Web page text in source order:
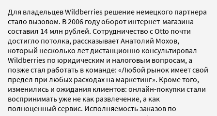
Для владельцев Wildberries решение немецкого партнера
стало вызовом. В 2006 году оборот интернет-магазина
составил 14 млн рублей. Сотрудничество с Otto почти
достигло потолка, рассказывает Анатолий Мохов,
который несколько лет дистанционно консультировал
Wildberries по юридическим и налоговым вопросам, а
позже стал работать в команде: «Любой рынок имеет свой
предел при любых расходах на маркетинг». Кроме того,
изменились и ожидания клиентов: онлайн-покупки стали
воспринимать уже не как развлечение, а как
полноценный сервис. Исполняемость заказов по